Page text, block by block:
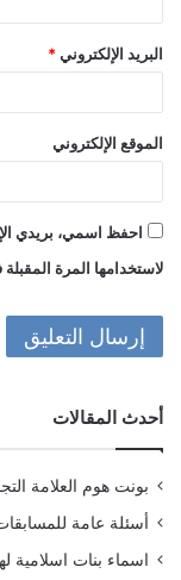
البريد الإلكتروني *
الموقع الإلكتروني
احفظ اسمي، بريدي
لاستخدامها المرة
أحدث المقالات
بونت هوم العلامة
أسئلة عامة للمسابقات مع
اسماء بنات اسلامية